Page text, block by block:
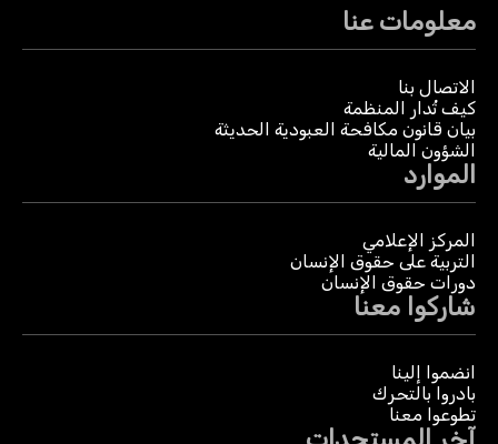
معلومات عنا
الاتصال بنا
كيف تُدار المنظمة
بيان قانون مكافحة العبودية الحديثة
الشؤون المالية
الموارد
المركز الإعلامي
التربية على حقوق الإنسان
دورات حقوق الإنسان
شاركوا معنا
انضموا إلينا
بادروا بالتحرك
تطوعوا معنا